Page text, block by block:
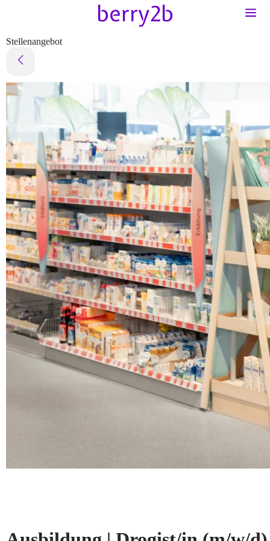
Stellenangebot